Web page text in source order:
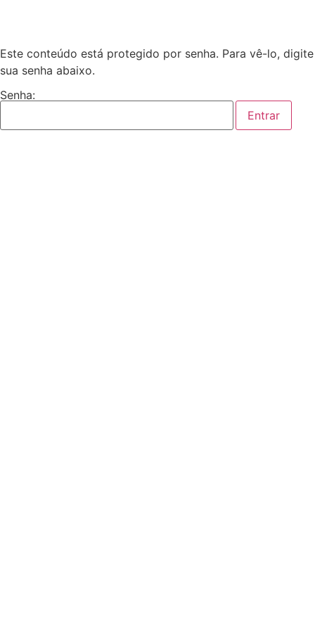
Este conteúdo está protegido por senha. Para vê-lo, digite
sua senha abaixo.
Senha: